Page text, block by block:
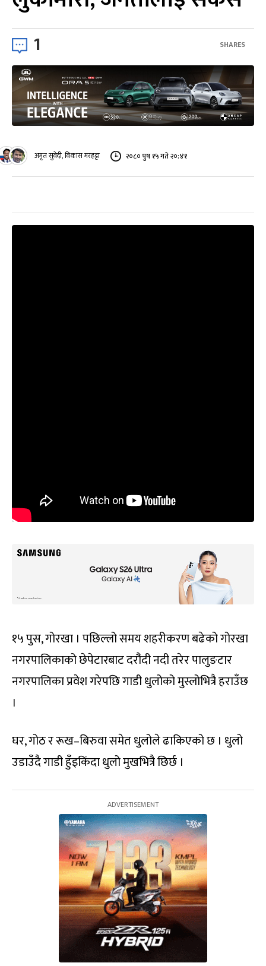
1 SHARES
अमृत सुवेदी, विकास मरहट्टा २०८० पुष १५ गते २०:४१
१५ पुस, गोरखा । पछिल्लो समय शहरीकरण बढेको गोरखा
नगरपालिकाको छेपेटारबाट दरौं‌दी नदी तरेर पालुङटार
नगरपालिका प्रवेश गरेपछि गाडी धुलोको मुस्लोभित्रै हराउँछ
।
घर, गोठ र रूख–बिरुवा समेत धुलोले ढाकिएको छ । धुलो
उडाउँदै गाडी हुँइकिंदा धुलो मुखभित्रै छिर्छ ।